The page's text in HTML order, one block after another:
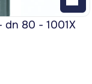
dn 80 - 1001X